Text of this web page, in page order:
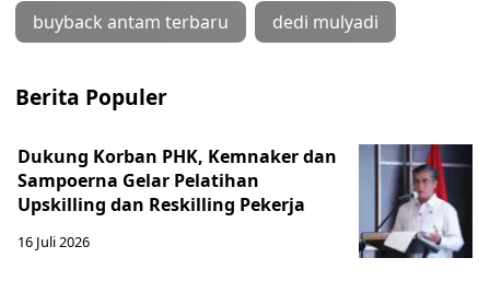
buyback antam terbaru dedi mulyadi
Berita Populer
Dukung Korban PHK, Kemnaker dan
Sampoerna Gelar Pelatihan
Upskilling dan Reskilling Pekerja
16 Juli 2026